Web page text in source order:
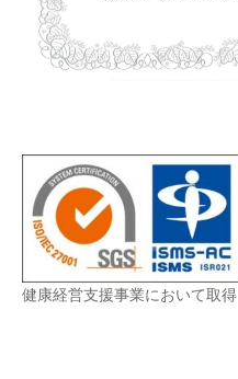
健康経営支援事業において取得